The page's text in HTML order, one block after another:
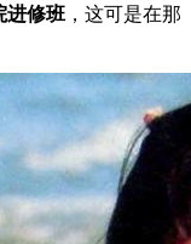
进修班 ，这可是在那